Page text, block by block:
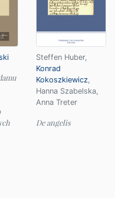
Steffen Huber,
Konrad
Kokoszkiewicz,
Hanna Szabelska,
Anna Treter
De angelis